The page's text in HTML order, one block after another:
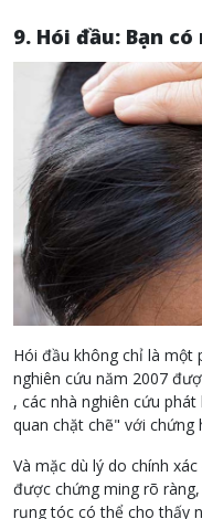
9. Hói đầu: Bạn
Hói đầu không chỉ là một
nghiên cứu năm 2007
, các nhà nghiên cứu
quan chặt chẽ" với chứng
Và mặc dù lý do chính
được chứng ming rõ
rụng tóc có thể cho thấy